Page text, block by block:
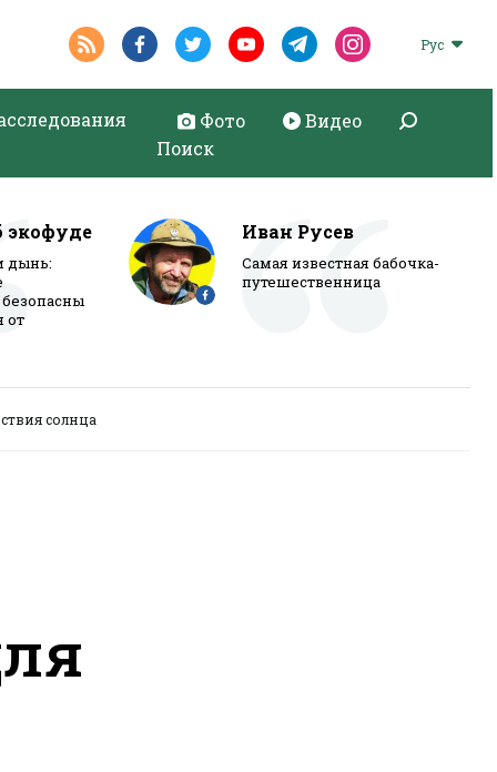
Рус
Фото
Видео
Поиск
экофуде
дынь:
от
Иван Русев
Самая известная бабочка-
путешественница
солнца